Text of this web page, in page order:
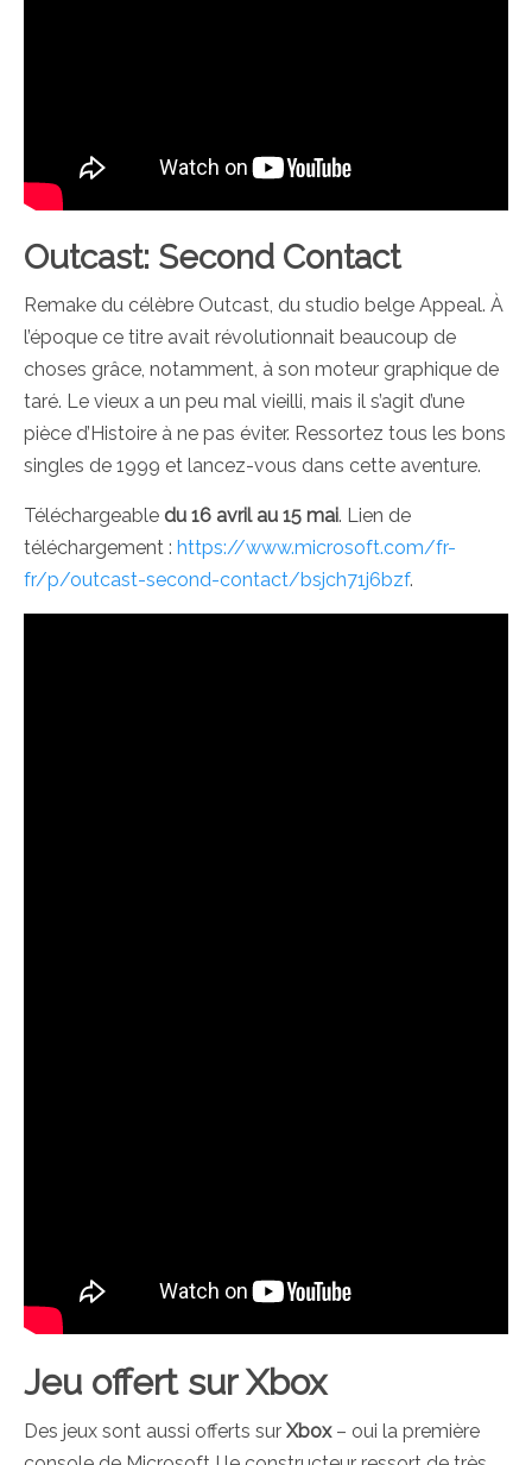
Outcast: Second Contact
Remake du célèbre Outcast, du studio belge Appeal. À
l’époque ce titre avait révolutionnait beaucoup de
choses grâce, notamment, à son moteur graphique de
taré. Le vieux a un peu mal vieilli, mais il s’agit d’une
pièce d’Histoire à ne pas éviter. Ressortez tous les bons
singles de 1999 et lancez-vous dans cette aventure.
Téléchargeable du 16 avril au 15 mai. Lien de
téléchargement : https://www.microsoft.com/fr-
fr/p/outcast-second-contact/bsjch71j6bzf.
Jeu offert sur Xbox
Des jeux sont aussi offerts sur Xbox– oui la première